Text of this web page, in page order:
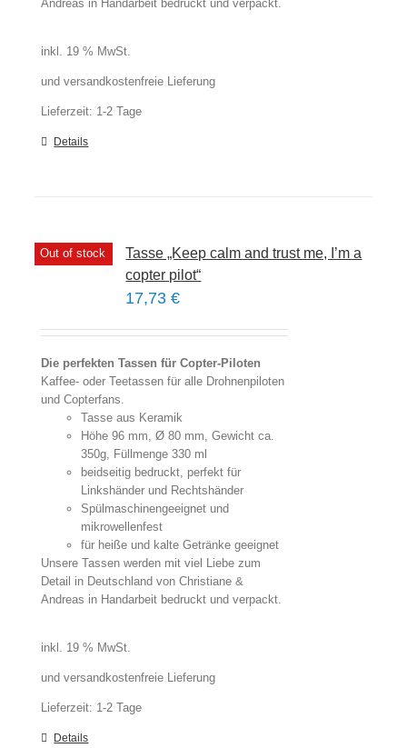
Andreas in Handarbeit bedruckt und verpackt.
inkl. 19 % MwSt.
und versandkostenfreie Lieferung
Lieferzeit: 1-2 Tage
Details
Out of stock
Tasse „Keep calm and trust me, I’m a
copter pilot“
17,73€
Die perfekten Tassen für Copter-Piloten
Kaffee- oder Teetassen für alle Drohnenpiloten
und Copterfans.
Tasse aus Keramik
Höhe 96 mm, Ø 80 mm, Gewicht ca.
350g, Füllmenge 330 ml
beidseitig bedruckt, perfekt für
Linkshänder und Rechtshänder
Spülmaschinengeeignet und
mikrowellenfest
für heiße und kalte Getränke geeignet
Unsere Tassen werden mit viel Liebe zum
Detail in Deutschland von Christiane &
Andreas in Handarbeit bedruckt und verpackt.
inkl. 19 % MwSt.
und versandkostenfreie Lieferung
Lieferzeit: 1-2 Tage
Details